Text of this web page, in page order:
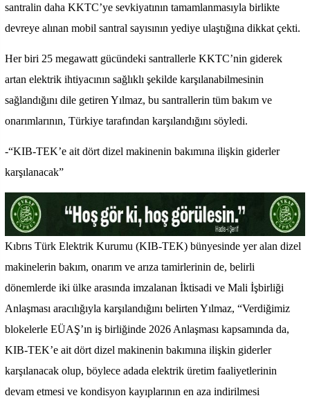
santralin daha KKTC’ye sevkiyatının tamamlanmasıyla birlikte
devreye alınan mobil santral sayısının yediye ulaştığına dikkat çekti.
Her biri 25 megawatt gücündeki santrallerle KKTC’nin giderek
artan elektrik ihtiyacının sağlıklı şekilde karşılanabilmesinin
sağlandığını dile getiren Yılmaz, bu santrallerin tüm bakım ve
onarımlarının, Türkiye tarafından karşılandığını söyledi.
-“KIB-TEK’e ait dört dizel makinenin bakımına ilişkin giderler
karşılanacak”
Kıbrıs Türk Elektrik Kurumu (KIB-TEK) bünyesinde yer alan dizel
makinelerin bakım, onarım ve arıza tamirlerinin de, belirli
dönemlerde iki ülke arasında imzalanan İktisadi ve Mali İşbirliği
Anlaşması aracılığıyla karşılandığını belirten Yılmaz, “Verdiğimiz
blokelerle EÜAŞ’ın iş birliğinde 2026 Anlaşması kapsamında da,
KIB-TEK’e ait dört dizel makinenin bakımına ilişkin giderler
karşılanacak olup, böylece adada elektrik üretim faaliyetlerinin
devam etmesi ve kondisyon kayıplarının en aza indirilmesi